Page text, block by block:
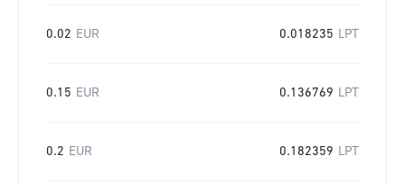
0.02 EUR 0.018235 LPT
0.15 EUR 0.136769 LPT
0.2 EUR 0.182359 LPT